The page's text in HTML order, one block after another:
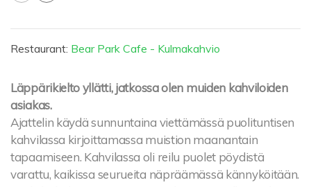
Restaurant: Bear Park Cafe - Kulmakahvio
Läppärikielto yllätti, jatkossa olen muiden kahviloiden
asiakas.
Ajattelin käydä sunnuntaina viettämässä puolituntisen
kahvilassa kirjoittamassa muistion maanantain
tapaamiseen. Kahvilassa oli reilu puolet pöydistä
varattu, kaikissa seurueita näpräämässä kännyköitään.